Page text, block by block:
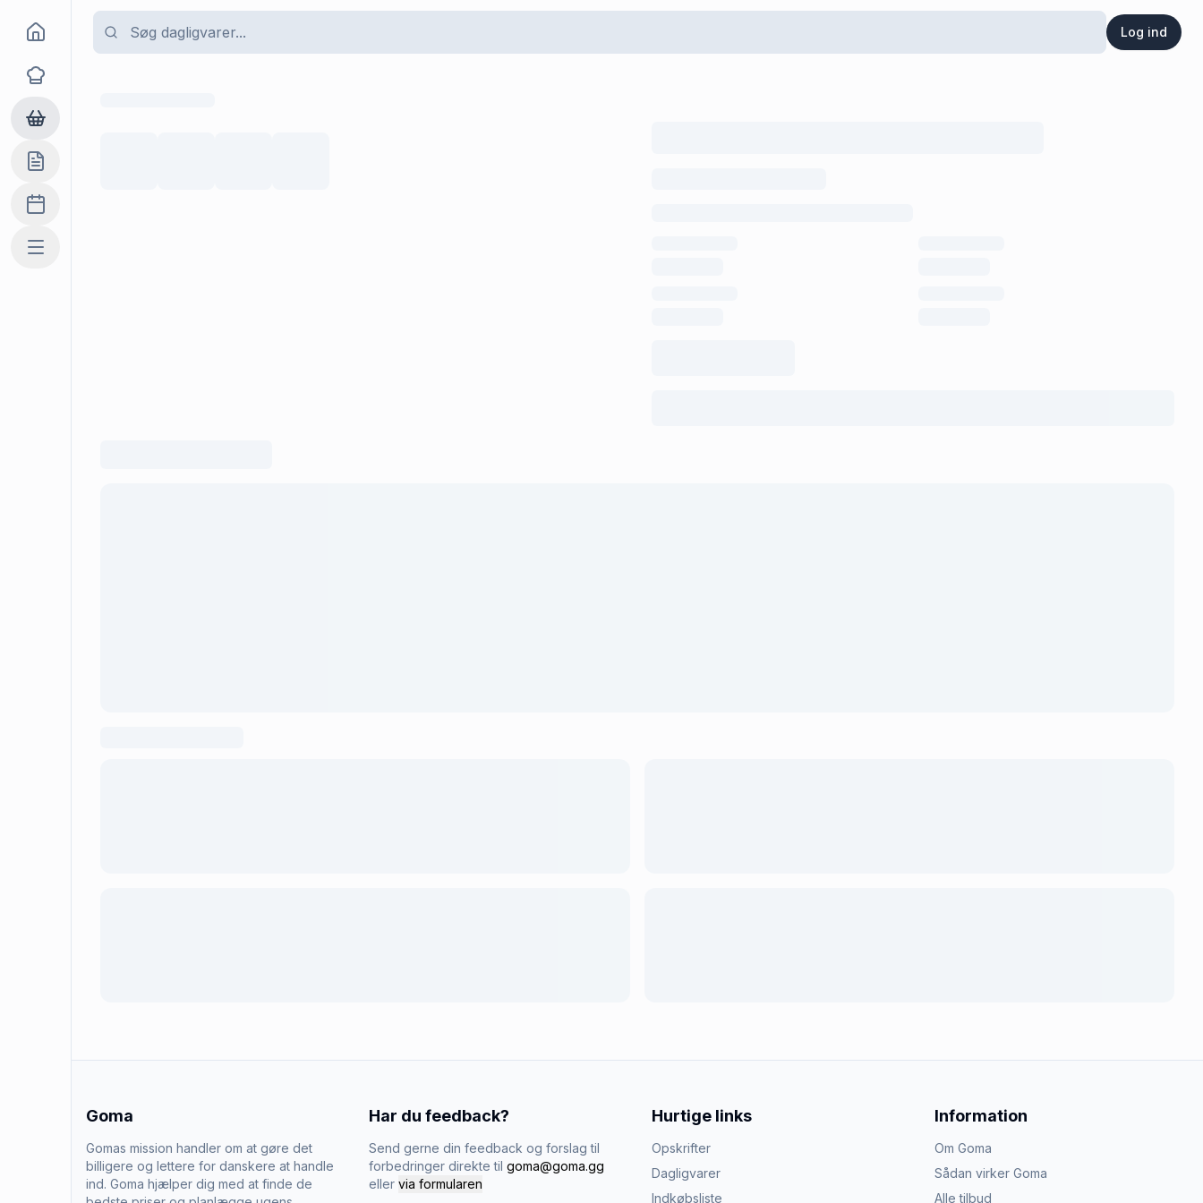
Log ind
Goma
Opskrifter
Dagligvarer
Indkøbslisten
Madplan
Mere
Goma
Gomas mission handler om at gøre det
billigere og lettere for danskere at handle
ind. Goma hjælper dig med at finde de
Har du feedback?
Send gerne din feedback og forslag til
forbedringer direkte til goma@goma.gg
eller via formularen
Hurtige links
Opskrifter
Dagligvarer
Indkøbsliste
Information
Om Goma
Sådan virker Goma
Alle tilbud